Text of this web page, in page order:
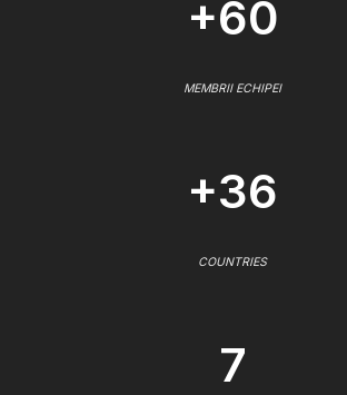
+60
MEMBRII ECHIPEI
+36
COUNTRIES
7